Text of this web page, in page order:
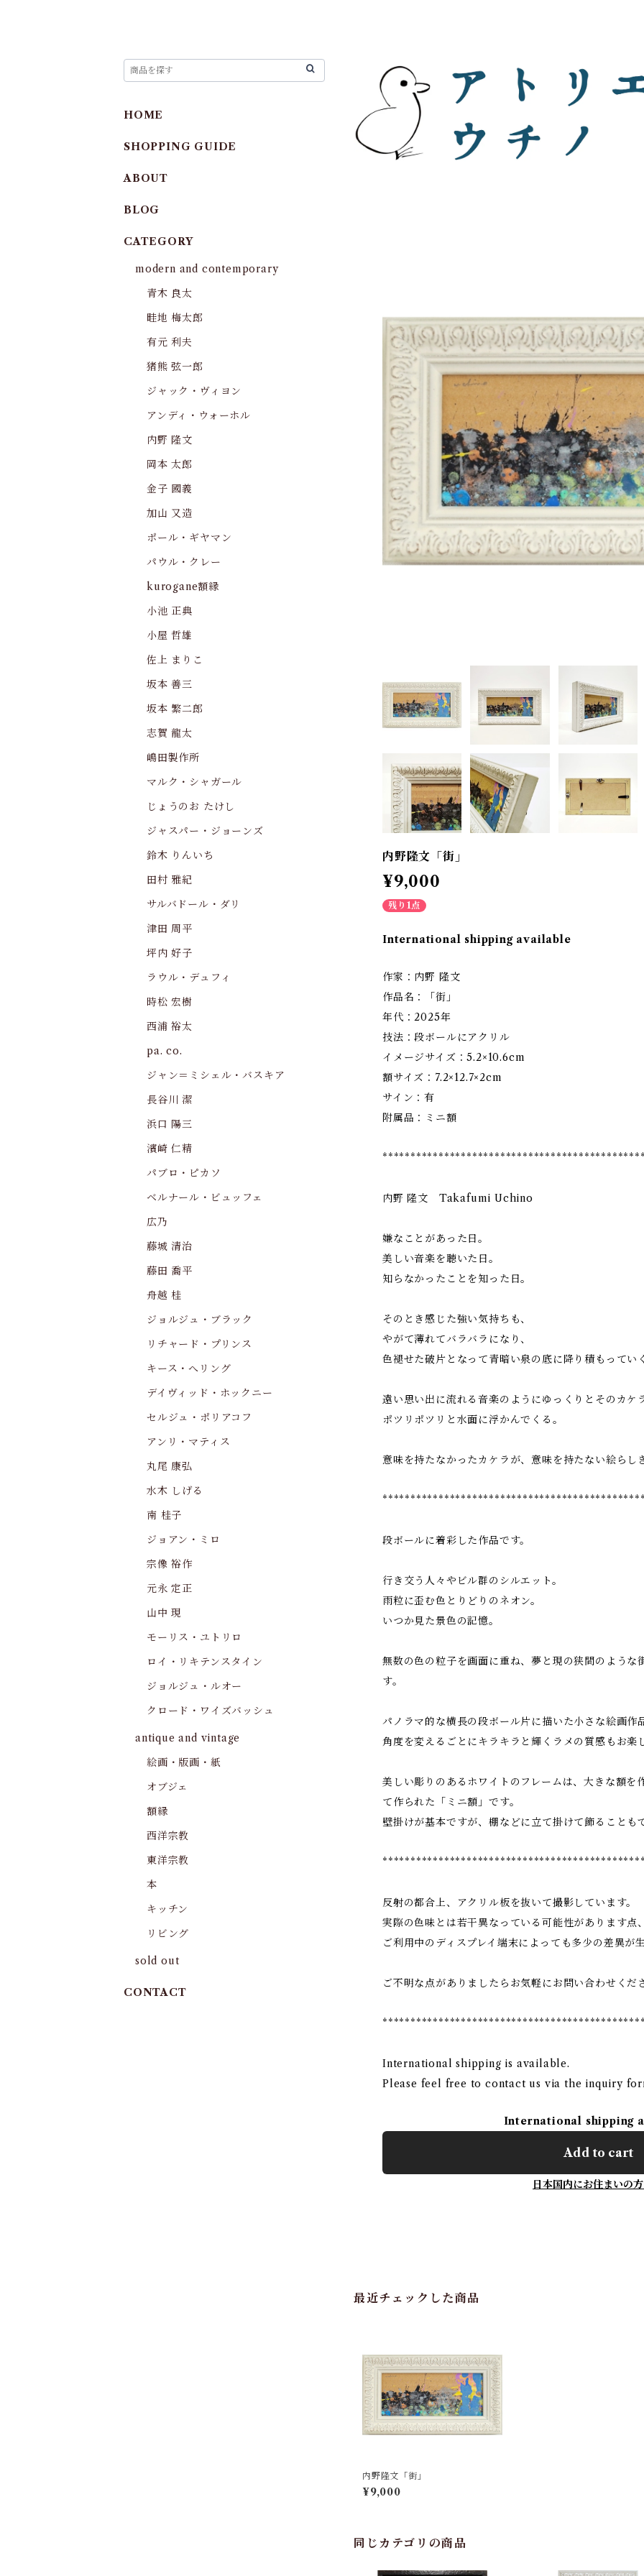
内野隆文「街」
¥9,000
残り1点
International shipping available
作家：内野 隆文
作品名：「街」
年代：2025年
技法：段ボールにアクリル
イメージサイズ：5.2×10.6cm
額サイズ：7.2×12.7×2cm
サイン：有
附属品：ミニ額
内野 隆文 Takafumi Uchino
嫌なことがあった日。
美しい音楽を聴いた日。
知らなかったことを知った日。
そのとき感じた強い気持ちも、
やがて薄れてバラバラになり、
色褪せた破片となって青暗い泉の底に降り積もってい
遠い思い出に流れる音楽のようにゆっくりとそのカケ
ポツリポツリと水面に浮かんでくる。
意味を持たなかったカケラが、意味を持たない絵らし
段ボールに着彩した作品です。
行き交う人々やビル群のシルエット。
雨粒に歪む色とりどりのネオン。
いつか見た景色の記憶。
無数の色の粒子を画面に重ね、夢と現の狭間のような
す。
パノラマ的な横長の段ボール片に描いた小さな絵画作
角度を変えるごとにキラキラと輝くラメの質感もお楽
美しい彫りのあるホワイトのフレームは、大きな額を
て作られた「ミニ額」です。
壁掛けが基本ですが、棚などに立て掛けて飾ることも
反射の都合上、アクリル板を抜いて撮影しています。
実際の色味とは若干異なっている可能性があります点
ご利用中のディスプレイ端末によっても多少の差異が
ご不明な点がありましたらお気軽にお問い合わせくだ
International shipping is available.
Please feel free to contact us via the inquiry
International shipping
Add to cart
日本国内にお住まいの
最近チェックした商品
内野隆文「街」
¥9,000
同じカテゴリの商品
HOME
SHOPPING GUIDE
ABOUT
BLOG
CATEGORY
modern and contemporary
青木 良太
畦地 梅太郎
有元 利夫
猪熊 弦一郎
ジャック・ヴィヨン
アンディ・ウォーホル
内野 隆文
岡本 太郎
金子 國義
加山 又造
ポール・ギヤマン
パウル・クレー
kurogane額縁
小池 正典
小屋 哲雄
佐上 まりこ
坂本 善三
坂本 繁二郎
志賀 龍太
嶋田製作所
マルク・シャガール
じょうのお たけし
ジャスパー・ジョーンズ
鈴木 りんいち
田村 雅紀
サルバドール・ダリ
津田 周平
坪内 好子
ラウル・デュフィ
時松 宏樹
西浦 裕太
pa. co.
ジャン＝ミシェル・バスキア
長谷川 潔
浜口 陽三
濱崎 仁精
パブロ・ピカソ
ベルナール・ビュッフェ
広乃
藤城 清治
藤田 喬平
舟越 桂
ジョルジュ・ブラック
リチャード・プリンス
キース・へリング
デイヴィッド・ホックニー
セルジュ・ポリアコフ
アンリ・マティス
丸尾 康弘
水木 しげる
南 桂子
ジョアン・ミロ
宗像 裕作
元永 定正
山中 現
モーリス・ユトリロ
ロイ・リキテンスタイン
ジョルジュ・ルオー
クロード・ワイズバッシュ
antique and vintage
絵画・版画・紙
オブジェ
額縁
西洋宗教
東洋宗教
本
キッチン
リビング
sold out
CONTACT